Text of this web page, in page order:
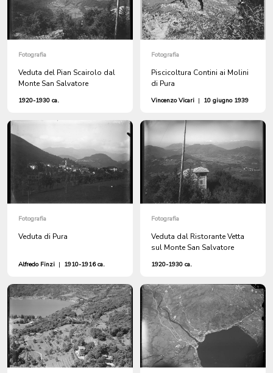
Fotografia
Veduta del Pian Scairolo dal
Monte San Salvatore
1920-1930 ca.
Fotografia
Piscicoltura Contini ai Molini
di Pura
Vincenzo Vicari | 10 giugno 1939
Fotografia
Veduta di Pura
Alfredo Finzi | 1910-1916 ca.
Fotografia
Veduta dal Ristorante Vetta
sul Monte San Salvatore
1920-1930 ca.